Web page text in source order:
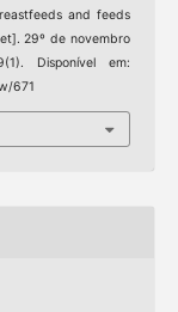
and feeds
29º de novembro
Disponível em:
671